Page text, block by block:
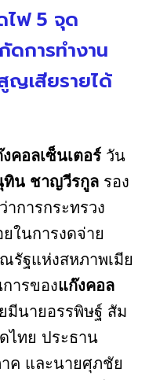
ไฟ 5 จุด
ดการทำงาน
ญเสียรายได้
คอลเซ็นเตอร์ วัน
ทิน ชาญวีรกูล รอง
การกระทรวง
ในการงดจ่าย
รัฐแห่งสหภาพเมีย
ารของแก๊งคอล
นายอรรพิษฐ์ สัม
ไทย ประธาน
ค และนายศุภชัย